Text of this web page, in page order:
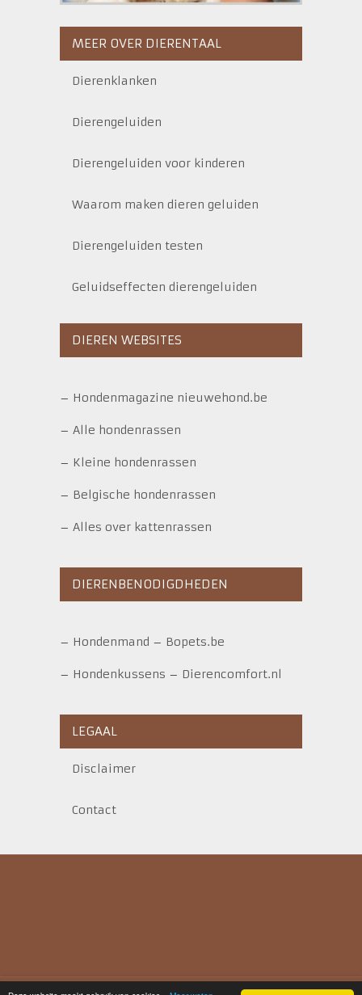
MEER OVER DIERENTAAL
Dierenklanken
Dierengeluiden
Dierengeluiden voor kinderen
Waarom maken dieren geluiden
Dierengeluiden testen
Geluidseffecten dierengeluiden
DIEREN WEBSITES
– Hondenmagazine nieuwehond.be
– Alle hondenrassen
– Kleine hondenrassen
– Belgische hondenrassen
– Alles over kattenrassen
DIERENBENODIGDHEDEN
– Hondenmand – Bopets.be
– Hondenkussens – Dierencomfort.nl
LEGAAL
Disclaimer
Contact